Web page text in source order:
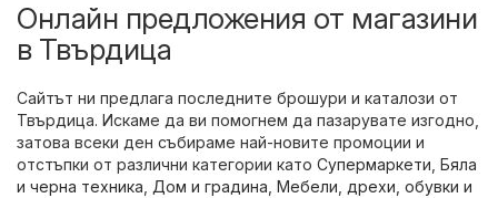
Онлайн предложения от магазини
в Твърдица
Сайтът ни предлага последните брошури и каталози от
Твърдица. Искаме да ви помогнем да пазарувате изгодно,
затова всеки ден събираме най-новите промоции и
отстъпки от различни категории като Супермаркети Бяла
и черна техника Дом и градина Мебели дрехи, обувки и